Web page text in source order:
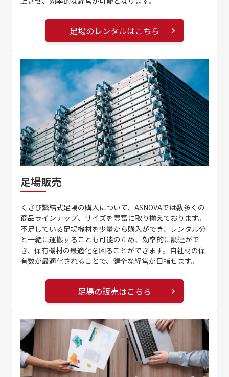
足場のレンタルはこちら
足場販売
くさび緊結式足場の購入について、ASNOVAでは数多くの
商品ラインナップ、サイズを豊富に取り揃えております。
不足している足場機材を少量から購入ができ、レンタル分
と一緒に運搬することも可能のため、効率的に調達がで
き、保有機材の最適化を図ることができます。自社材の保
有数が最適化されることで、健全な経営が目指せます。
足場の販売はこちら